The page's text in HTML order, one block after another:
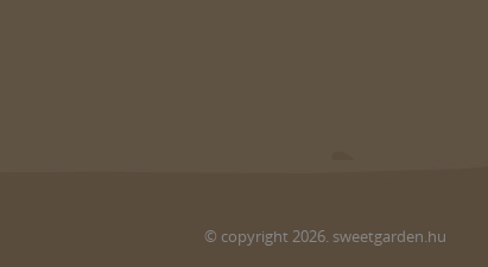
© copyright 2026. sweetgarden.hu